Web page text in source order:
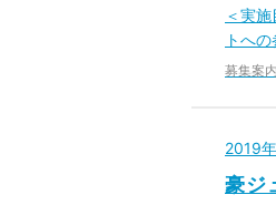
＜実
トへ
募集案内
2019
豪ジ